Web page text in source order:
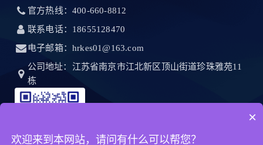
官方热线：400-660-8812
联系电话：18655128470
电子邮箱：hrkes01@163.com
公司地址：江苏省南京市江北新区顶山街道珍珠雅苑11
栋
×
欢迎来到本网站，请问有什么可以帮您？